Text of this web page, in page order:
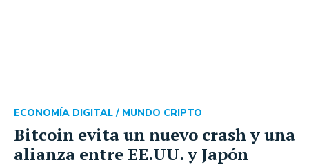
Bitcoin evita un nuevo crash y una
alianza entre EE.UU. y Japón
ECONOMÍA DIGITAL / MUNDO CRIPTO